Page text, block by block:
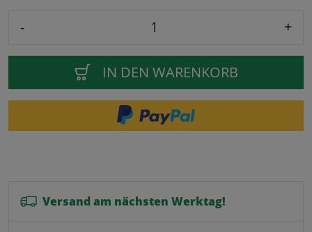
- +
IN DEN WARENKORB
Versand am nächsten Werktag!